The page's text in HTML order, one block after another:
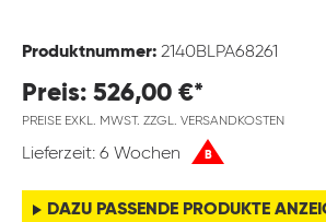
Produktnummer: 2140BLPA68261
Preis: 526,00 €*
PREISE EXKL. MWST. ZZGL. VERSANDKOSTEN
Lieferzeit: 6 Wochen B
DAZU PASSENDE PRODUKTE